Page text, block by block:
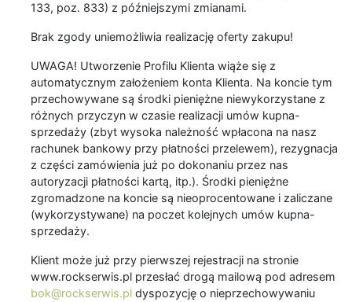
133, poz. 833) z późniejszymi zmianami.
Brak zgody uniemożliwia realizację oferty zakupu!
UWAGA! Utworzenie Profilu Klienta wiąże się z
automatycznym założeniem konta Klienta. Na koncie tym
przechowywane są środki pieniężne niewykorzystane z
różnych przyczyn w czasie realizacji umów kupna-
sprzedaży (zbyt wysoka należność wpłacona na nasz
rachunek bankowy przy płatności przelewem), rezygnacja
z części zamówienia już po dokonaniu przez nas
autoryzacji płatności kartą, itp.). Środki pieniężne
zgromadzone na koncie są nieoprocentowane i zaliczane
(wykorzystywane) na poczet kolejnych umów kupna-
sprzedaży.
Klient może już przy pierwszej rejestracji na stronie
www.rockserwis.pl przesłać drogą mailową pod adresem
bok@rockserwis.pl dyspozycję o nieprzechowywaniu